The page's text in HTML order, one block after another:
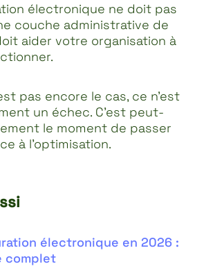
électronique ne doit pas
couche administrative de
aider votre organisation à
pas encore le cas, ce n’est
un échec. C’est peut-
le moment de passer
à l’optimisation.
électronique en 2026 :
complet